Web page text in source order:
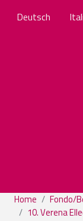
Deutsch
Home
Fondo/
10. Verena